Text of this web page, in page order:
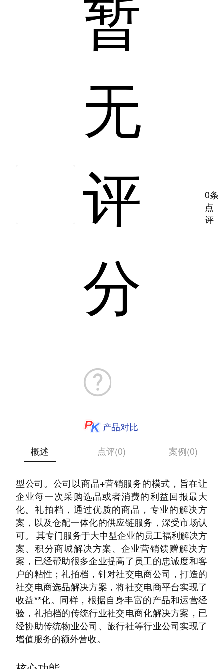
暂
无
评
分
0条
点
评
产品对比
概述
点评(0) 案例(0)
型公司。公司以商品+营销服务的模式，旨在让
企业每一次采购选品或者消费的利益回报最大
化。礼拍档，通过优质的商品，专业的解决方
案，以及仓配一体化的供应链服务，深受市场认
可。 其专门服务于大中型企业的员工福利解决方
案、积分商城解决方案、企业营销馈赠解决方
案，已经帮助很多企业提高了员工的忠诚度和客
户的粘性；礼拍档，针对社交电商公司，打造的
社交电商选品解决方案，将社交电商平台实现了
收益**化。同样，根据自身丰富的产品和运营经
验，礼拍档的传统行业社交电商化解决方案，已
经协助传统物业公司、旅行社等行业公司实现了
增值服务的额外营收。